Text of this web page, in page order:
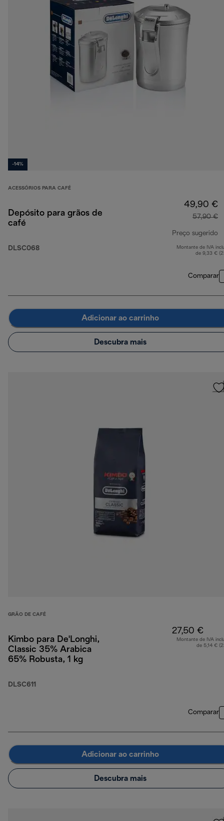
-14%
ACESSÓRIOS PARA CAFÉ
Depósito para grãos de
café
DLSC068
49,90 €
57,90 €
Preço sugerido
Montante de IVA
de 9,33 €
Comparar
Adicionar ao carrinho
Descubra mais
GRÃO DE CAFÉ
Kimbo para De'Longhi,
Classic 35% Arabica
65% Robusta, 1 kg
DLSC611
27,50 €
Montante de IVA
de 5,14 €
Comparar
Adicionar ao carrinho
Descubra mais